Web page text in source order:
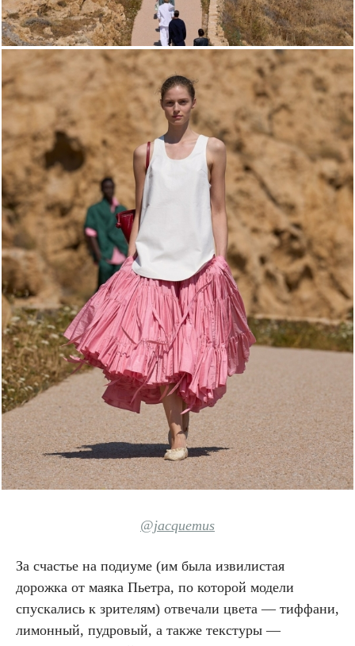
@jacquemus
За счастье на подиуме (им была извилистая
дорожка от маяка Пьетра, по которой модели
спускались к зрителям) отвечали цвета — тиффани,
лимонный, пудровый, а также текстуры —